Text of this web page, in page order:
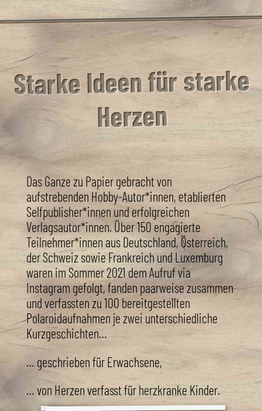
Starke Ideen für starke
Herzen
Das Ganze zu Papier gebracht von
aufstrebenden Hobby-Autor*innen, etablierten
Selfpublisher*innen und erfolgreichen
Verlagsautor*innen. Über 150 engagierte
Teilnehmer*innen aus Deutschland, Österreich,
der Schweiz sowie Frankreich und Luxemburg
waren im Sommer 2021 dem Aufruf via
Instagram gefolgt, fanden paarweise zusammen
und verfassten zu 100 bereitgestellten
Polaroidaufnahmen je zwei unterschiedliche
Kurzgeschichten…
… geschrieben für Erwachsene,
… von Herzen verfasst für herzkranke Kinder.